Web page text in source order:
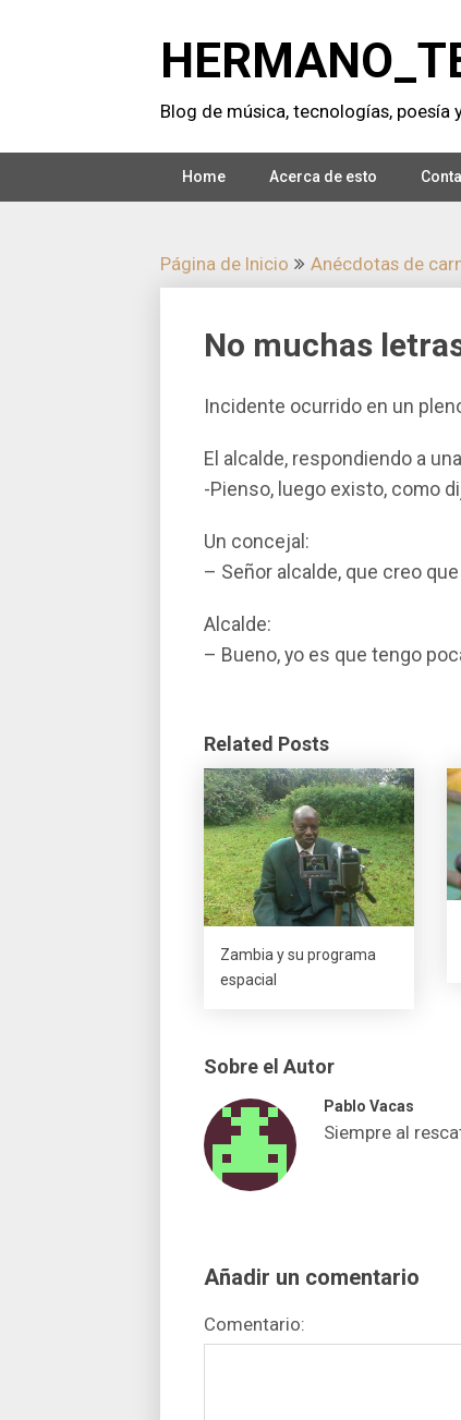
Blog de música, tecnologí­as, poesí­a
Home Acerca de esto
Página de Inicio Anécdotas de
No muchas
Incidente ocurrido en un
El alcalde, respondiendo a
-Pienso, luego existo, como
Un concejal:
– Señor alcalde, que creo
Alcalde:
– Bueno, yo es que tengo
Related Posts
Zambia y su programa
espacial
Sobre el Autor
Pablo Vacas
Siempre al
Añadir un comentario
Comentario: